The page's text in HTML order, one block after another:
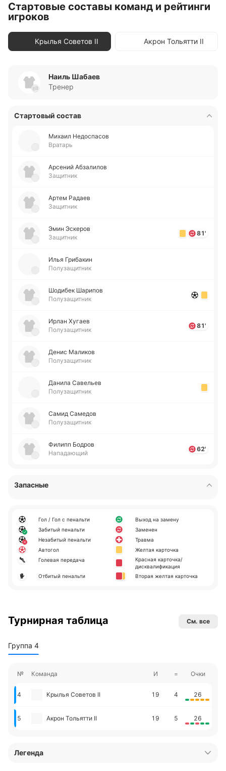
Стартовые составы команд и рейтинги
игроков
Крылья Советов II Акрон Тольятти II
Наиль Шабаев
Тренер
Стартовый состав
Михаил Не­до­спа­сов
Вратарь
Арсе­ний Абза­ли­лов
Защитник
Артем Радаев
Защитник
Эмин Эске­ров
Защитник
81'
Илья Гри­ба­кин
Полузащитник
Шо­ди­бек Ша­ри­пов
Полузащитник
Ирлан Хугаев
Полузащитник
81'
Денис Ма­ли­ков
Полузащитник
Данила Са­ве­льев
Полузащитник
Самид Са­ме­дов
Полузащитник
Филипп Бодров
Нападающий
62'
Запасные
Гол / Гол с пенальти
Забитый пенальти
Незабитый пенальти
Автогол
Голевая передача
Отбитый пенальти
Выход на замену
Заменен
Травма
Желтая карточка
Красная карточка/
дисквалификация
Вторая желтая карточка
Турнирная таблица См. все
Группа 4
№ Команда И = Очки
4 Крылья Советов II 19 4 26
5 Акрон Тольятти II 19 5 26
Легенда